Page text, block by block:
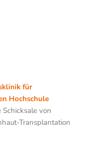
für
Hochschule
Schicksale von
Transplantation